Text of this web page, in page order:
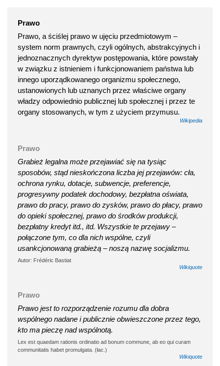
Prawo
Prawo, a ściślej prawo w ujęciu przedmiotowym –
system norm prawnych, czyli ogólnych, abstrakcyjnych i
jednoznacznych dyrektyw postępowania, które powstały
w związku z istnieniem i funkcjonowaniem państwa lub
innego uporządkowanego organizmu społecznego,
ustanowionych lub uznanych przez właściwe organy
władzy odpowiednio publicznej lub społecznej i przez te
organy stosowanych, w tym z użyciem przymusu.
Wikipedia
Prawo
Grabież legalna może przejawiać się na tysiąc
sposobów, stąd nieskończona liczba jej przejawów: cła,
ochrona rynku, dotacje, subwencje, preferencje,
progresywny podatek dochodowy, bezpłatna oświata,
prawo do pracy, prawo do zysków, prawo do płacy, prawo
do opieki społecznej, prawo do środków produkcji,
bezpłatny kredyt itd., itd. Wszystkie te przejawy –
połączone tym, co dla nich wspólne, czyli
usankcjonowaną grabieżą – noszą nazwę socjalizmu.
Autor: Frédéric Bastiat
Wikiquote
Prawo
Prawo jest to rozporządzenie rozumu dla dobra
wspólnego nadane i publicznie obwieszczone przez tego,
kto ma pieczę nad wspólnotą.
Lex est quaedam rationis ordinatio ad bonum commune, ab eo qui curam
communitatis habet promulgata. (łac.)
Wikiquote